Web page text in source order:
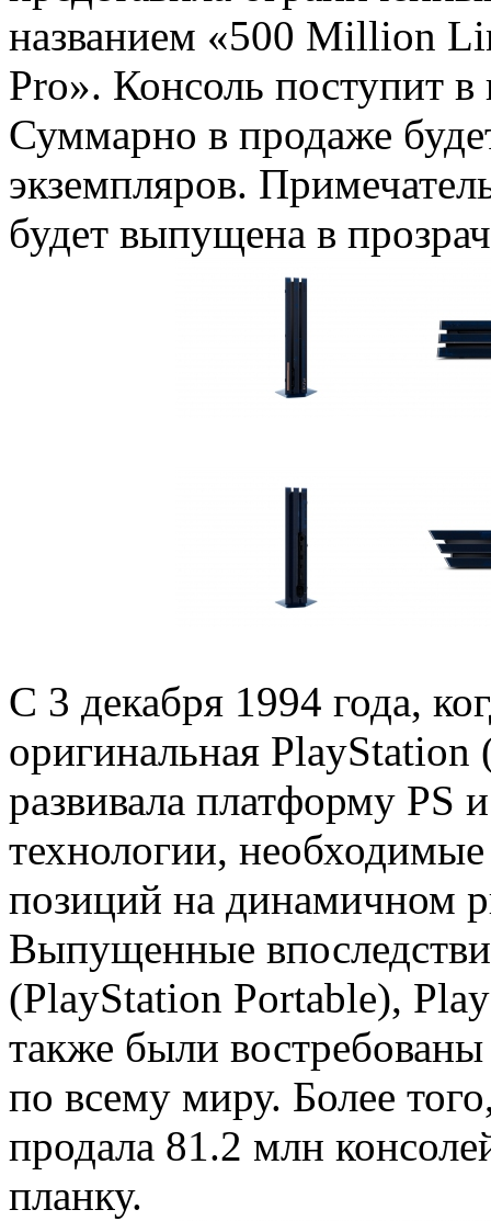
названием «500 Million
Pro». Консоль поступит в
Суммарно в продаже
экземпляров.
будет выпущена в
С 3 декабря 1994 года,
оригинальная
развивала платформу PS
технологии,
позиций на динамичном
Выпущенные
(PlayStation Portable),
также были
по всему миру. Более
продала 81.2 млн
планку.